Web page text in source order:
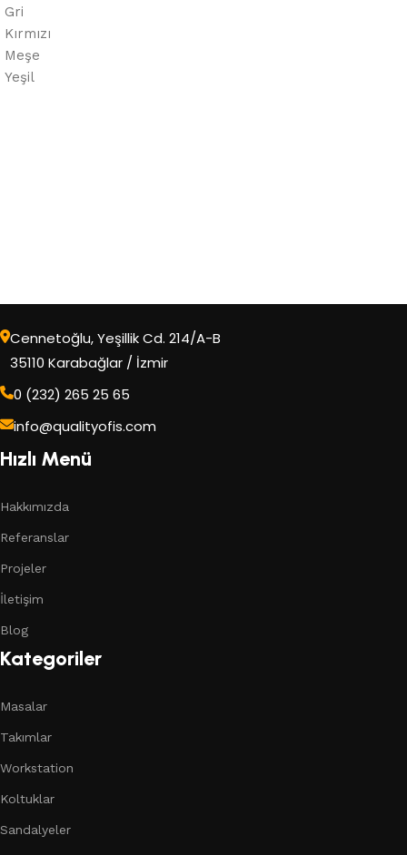
Gri
Kırmızı
Meşe
Yeşil
Cennetoğlu, Yeşillik Cd. 214/A-B
35110 Karabağlar / İzmir
0 (232) 265 25 65
info@qualityofis.com
Hızlı Menü
Hakkımızda
Referanslar
Projeler
İletişim
Blog
Kategoriler
Masalar
Takımlar
Workstation
Koltuklar
Sandalyeler